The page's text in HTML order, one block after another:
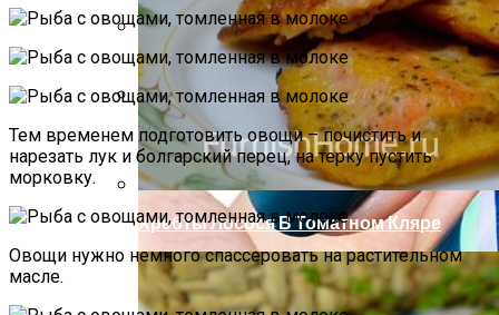
Компактно, Красиво, Удобно: 7
Нестандартных Идей Для Хранения
Обуви
Летний Маникюр В Пляжном Стиле
Хребты Лосося В Томатном Кляре
Тем временем подготовить овощи – почистить и
нарезать лук и болгарский перец, на терку пустить
морковку.
Овощи нужно немного спассеровать на растительном
масле.